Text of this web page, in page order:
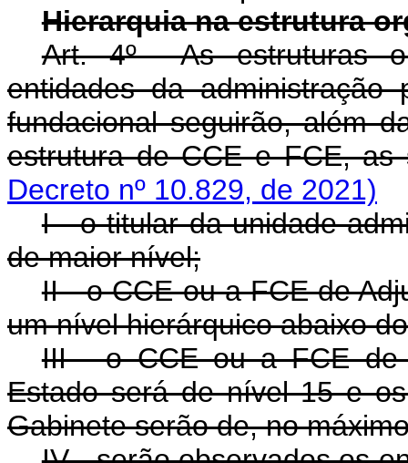
Hierarquia na estrutura
Art. 4º As estruturas
entidades da
fundacional seguirão, além
estrutura de CCE e FCE, as
Decreto nº 10.829, de 2021)
I - o titular da unidade
de maior nível;
II - o CCE ou a FCE de
um nível hierárquico abaixo
III - o CCE ou a FCE de
Estado será de nível 15 e
Gabinete serão de, no